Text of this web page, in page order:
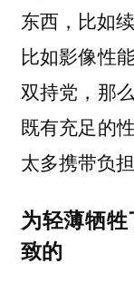
东西，比如
比如影像性
双持党，那
既有充足的
太多携带负担
为轻薄牺
致的